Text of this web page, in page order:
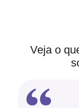
Veja o